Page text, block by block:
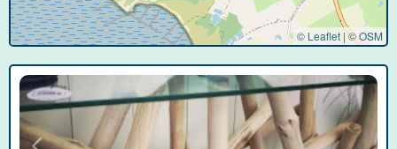
© Leaflet |©OSM